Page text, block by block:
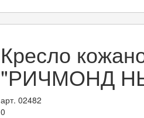
Кресло
"РИЧМОНД
арт. 02482
0